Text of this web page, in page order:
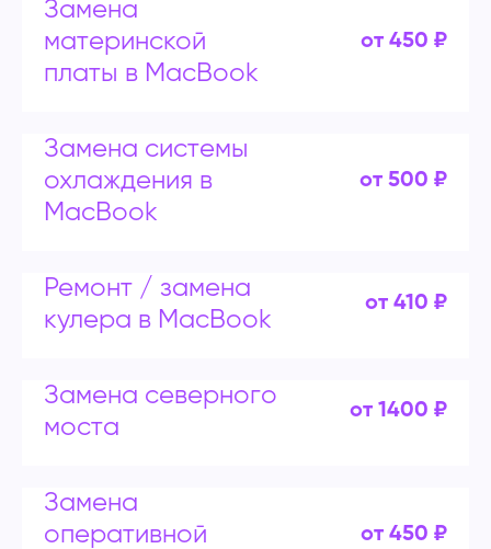
Замена
материнской
платы в MacBook
от 450 ₽
Замена системы
охлаждения в
MacBook
от 500 ₽
Ремонт / замена
кулера в MacBook
от 410 ₽
Замена северного
моста
от 1400 ₽
Замена
оперативной
от 450 ₽